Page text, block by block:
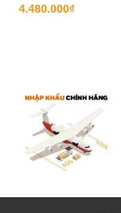
4.480.000₫